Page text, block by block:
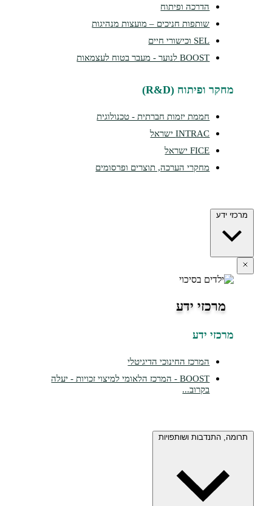
הדרכה ופיתוח
שותפות חניכים – מועצות מנהיגות
SEL וכישורי חיים
BOOST לנוער - מעבר בטוח לעצמאות
מחקר ופיתוח (R&D)
חממת יזמות חברתית - טכנולוגית
INTRAC ישראל
FICE ישראל
מחקרי הערכה, תוצרים ופרסומים
מרכזי ידע
מרכזי ידע
מרכזי ידע
המרכז החינוכי הדיגיטלי
BOOST - המרכז הלאומי למיצוי זכויות - יעלה
בקרוב...
תרומה, התנדבות ושותפויות